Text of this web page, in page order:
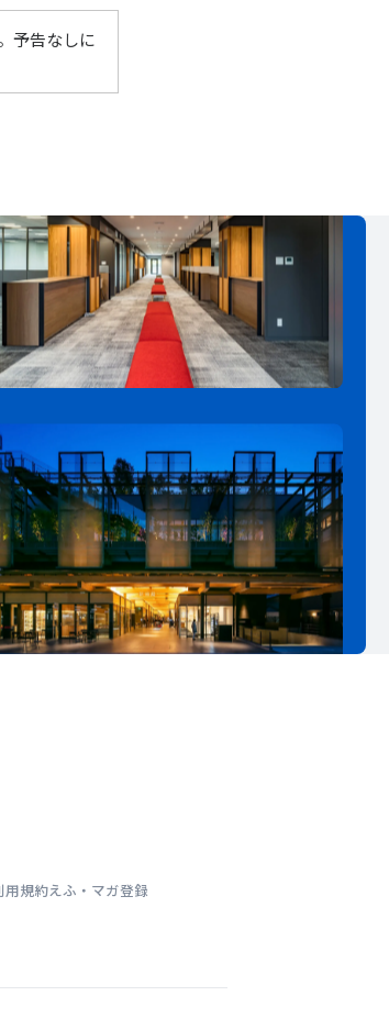
予告なしに
用規約えふ・マガ登録